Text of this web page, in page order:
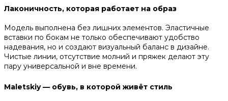
Лаконичность, которая работает на образ
Модель выполнена без лишних элементов. Эластичные
вставки по бокам не только обеспечивают удобство
надевания, но и создают визуальный баланс в дизайне.
Чистые линии, отсутствие молний и пряжек делают эту
пару универсальной и вне времени.
Maletskiy — обувь, в которой живёт стиль